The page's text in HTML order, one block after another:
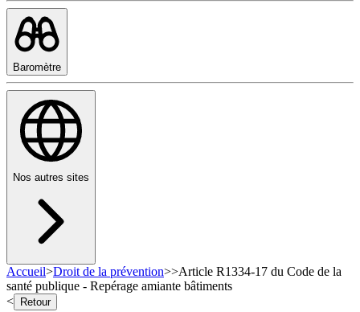
Baromètre
Nos autres sites
Accueil>Droit de la prévention>>Article R1334-17 du Code de la
santé publique - Repérage amiante bâtiments
<
Retour